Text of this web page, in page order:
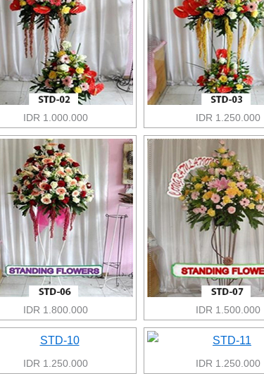
IDR 1.000.000 IDR 1.250.000
IDR 1.800.000 IDR 1.500.000
IDR 1.250.000 IDR 1.250.000